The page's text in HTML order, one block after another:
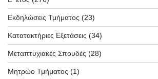
Εκδηλώσεις Τμήματος (23)
Κατατακτήριες Εξετάσεις (34)
Μεταπτυχιακές Σπουδές (28)
Μητρώο Τμήματος (1)